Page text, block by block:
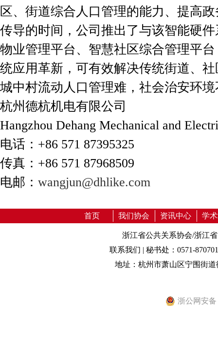
区、街道综合人口管理的能力、提高
传导的时间，公司推出了与该智能硬
物业管理平台、智慧社区综合管理平
统应用革新，可有效解决传统街道、
城中村流动人口管理难，社会治安环
杭州德杭机电有限公司
Hangzhou Dehang Mechanical and
电话：+86 571 87395325
传真：+86 571 87968509
电邮： wangjun@dhlike.com
首页 我们协会 资讯中心 学
浙江省公共关系协会/浙江
联系我们 | 秘书处：0571-
地址：杭州市萧山区宁围街
浙公网安备